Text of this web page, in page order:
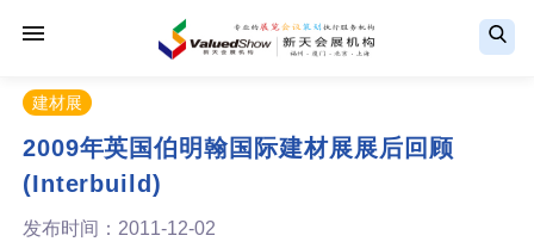
建材展
2009年英国伯明翰国际建材展展后回顾
(Interbuild)
发布时间：2011-12-02